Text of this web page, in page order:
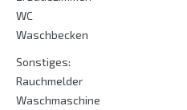
WC
Waschbecken
Sonstiges:
Rauchmelder
Waschmaschine